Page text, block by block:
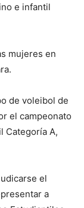
e infantil
mujeres en
de voleibol de
el campeonato
Categoría A,
el
a